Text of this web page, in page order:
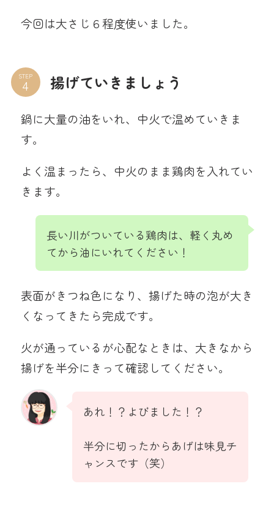
今回は大さじ６程度使いました。
STEP 揚げていきましょう
鍋に大量の油をいれ、中火で温めていきま
す。
よく温まったら、中火のまま鶏肉を入れてい
きます。
長い川がついている鶏肉は、軽く丸め
てから油にいれてください！
表面がきつね色になり、揚げた時の泡が大き
くなってきたら完成です。
火が通っているが心配なときは、大きなから
揚げを半分にきって確認してください。
あれ！？よびました！？
半分に切ったからあげは味見チ
ャンスです（笑）